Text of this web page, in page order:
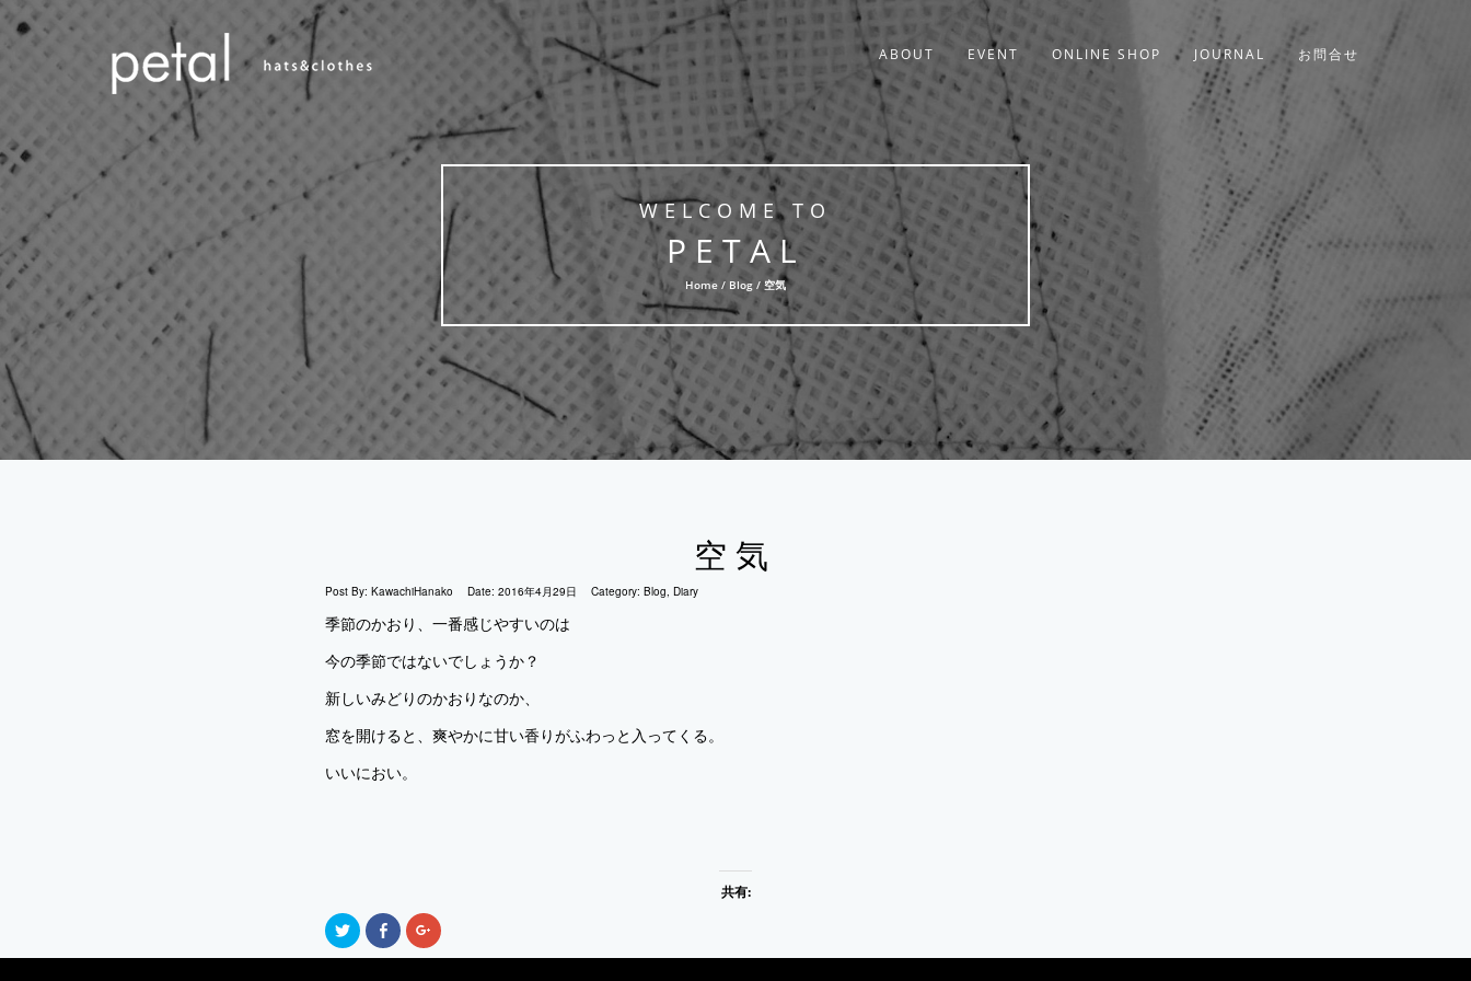
ABOUT EVENT ONLINE SHOP JOURNAL お問合せ
WELCOME TO
PETAL
Home / Blog / 空気
空気
Post By: KawachiHanako Date: 2016年4月29日 Category: Blog, Diary
季節のかおり、一番感じやすいのは
今の季節ではないでしょうか？
新しいみどりのかおりなのか、
窓を開けると、爽やかに甘い香りがふわっと入ってくる。
いいにおい。
共有:
ク
リ
ッ
Facebook
で
共
ク
リ
ッ